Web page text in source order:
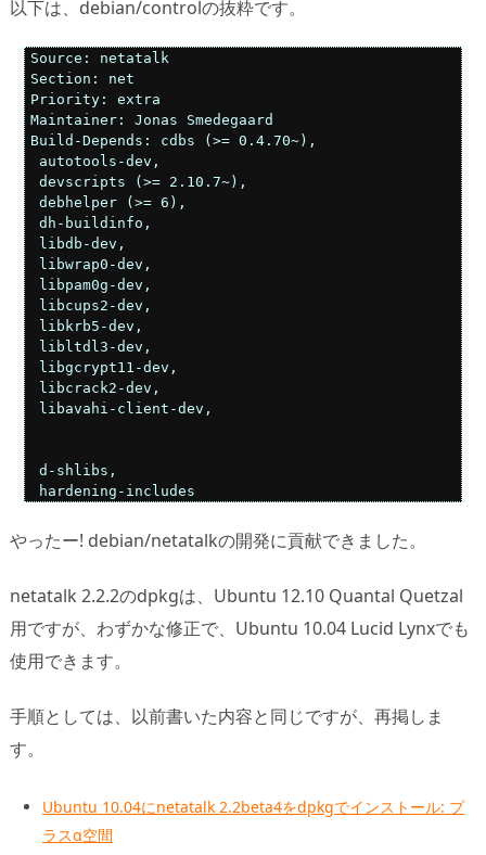
以下は、debian/controlの抜粋です。
Source: netatalk
Section: net
Priority: extra
Maintainer: Jonas Smedegaard
Build-Depends: cdbs (>= 0.4.70~),
autotools-dev,
devscripts (>= 2.10.7~),
debhelper (>= 6),
dh-buildinfo,
libdb-dev,
libwrap0-dev,
libpam0g-dev,
libcups2-dev,
libkrb5-dev,
libltdl3-dev,
libgcrypt11-dev,
libcrack2-dev,
libavahi-client-dev,
d-shlibs,
hardening-includes
やったー! debian/netatalkの開発に貢献できました。
netatalk 2.2.2のdpkgは、Ubuntu 12.10 Quantal Quetzal
用ですが、わずかな修正で、Ubuntu 10.04 Lucid Lynxでも
使用できます。
手順としては、以前書いた内容と同じですが、再掲しま
す。
Ubuntu 10.04にnetatalk 2.2beta4をdpkgでインストール: プ
ラスα空間